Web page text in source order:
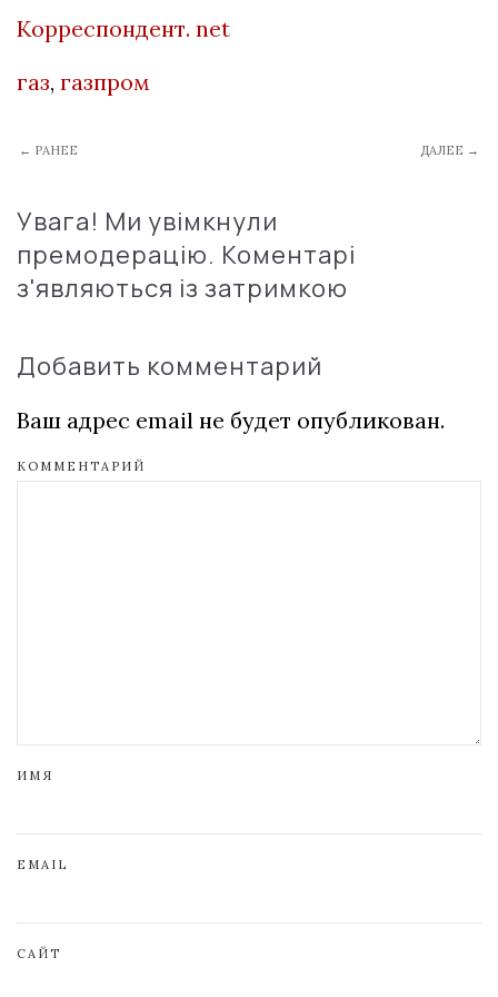
Корреспондент. net
газ, газпром
← РАНЕЕ ДАЛЕЕ →
Увага! Ми увімкнули
премодерацію. Коментарі
з'являються із затримкою
Добавить комментарий
Ваш адрес email не будет опубликован.
КОММЕНТАРИЙ
ИМЯ
EMAIL
САЙТ